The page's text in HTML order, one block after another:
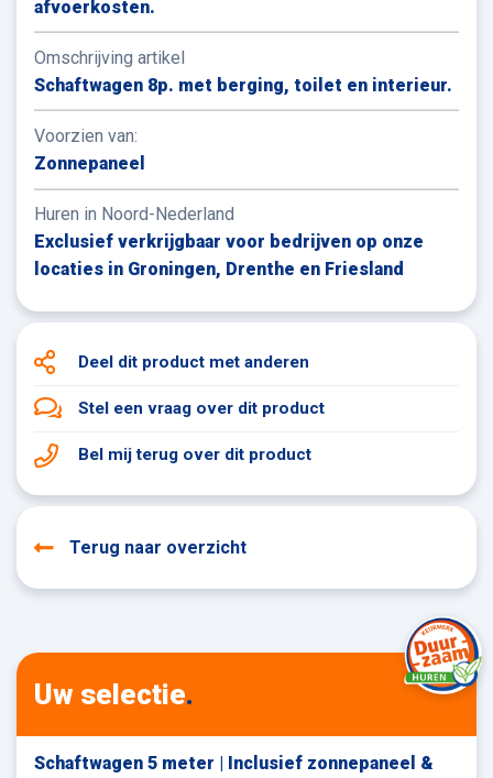
afvoerkosten.
Omschrijving artikel
Schaftwagen 8p. met berging, toilet en interieur.
Voorzien van:
Zonnepaneel
Huren in Noord-Nederland
Exclusief verkrijgbaar voor bedrijven op onze
locaties in Groningen, Drenthe en Friesland
Deel dit product met anderen
Stel een vraag over dit product
Bel mij terug over dit product
Terug naar overzicht
Uw selectie.
Schaftwagen 5 meter | Inclusief zonnepaneel &